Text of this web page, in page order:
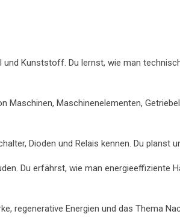
Kunststoff. Du lernst, wie man
Maschinen, Maschinenelementen,
Dioden und Relais kennen. Du planst
Du erfährst, wie man energieeffiziente
regenerative Energien und das Thema